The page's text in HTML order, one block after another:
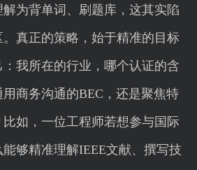
为背单词、刷题库，这其实陷
真正的策略，始于精准的目标
我所在的行业，哪个认证的含
商务沟通的BEC，还是聚焦特
如，一位工程师若想参与国际
够精准理解IEEE文献、撰写技